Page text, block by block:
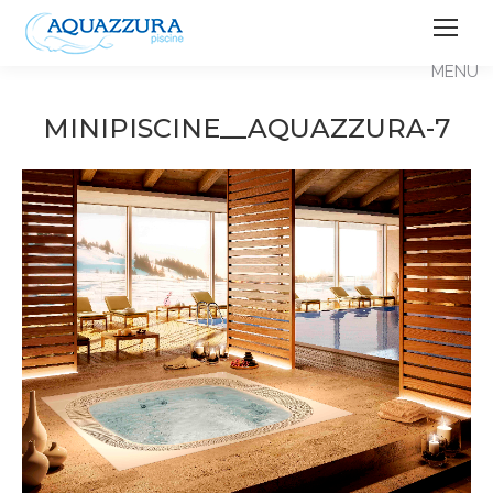
MINIPISCINE__AQUAZZURA-7